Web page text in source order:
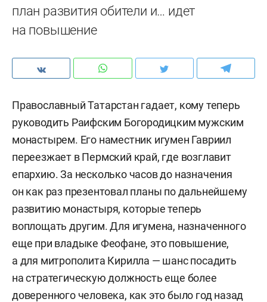
план развития обители и… идет
на повышение
Православный Татарстан гадает, кому теперь
руководить Раифским Богородицким мужским
монастырем. Его наместник игумен Гавриил
переезжает в Пермский край, где возглавит
епархию. За несколько часов до назначения
он как раз презентовал планы по дальнейшему
развитию монастыря, которые теперь
воплощать другим. Для игумена, назначенного
еще при владыке Феофане, это повышение,
а для митрополита Кирилла — шанс посадить
на стратегическую должность еще более
доверенного человека, как это было год назад